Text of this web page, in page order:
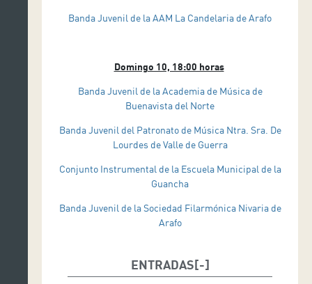
Banda Juvenil de la AAM La Candelaria de Arafo
Domingo 10, 18:00 horas
Banda Juvenil de la Academia de Música de
Buenavista del Norte
Banda Juvenil del Patronato de Música Ntra. Sra. De
Lourdes de Valle de Guerra
Conjunto Instrumental de la Escuela Municipal de la
Guancha
Banda Juvenil de la Sociedad Filarmónica Nivaria de
Arafo
ENTRADAS